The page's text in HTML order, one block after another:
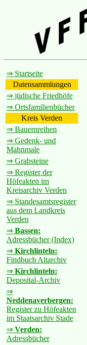
⇒ Startseite
Datensammlungen
⇒ jüdische Friedhöfe
⇒ Ortsfamilienbücher
Kreis Verden
⇒ Bauernreihen
⇒ Gedenk- und
Mahnmale
⇒ Grabsteine
⇒ Register der
Höfeakten im
Kreisarchiv Verden
⇒ Standesamtsregister
aus dem Landkreis
Verden
⇒ Bassen:
Adressbücher (Index)
⇒ Kirchlinteln:
Findbuch Altarchiv
⇒ Kirchlinteln:
Deposital-Archiv
⇒
Neddenaverbergen:
Register zu Höfeakten
im Staatsarchiv Stade
⇒ Verden:
Adressbücher